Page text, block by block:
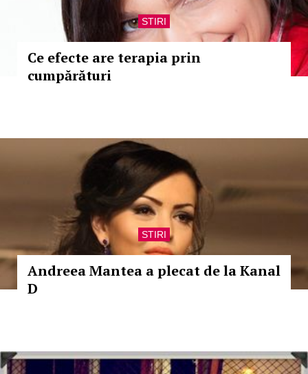
STIRI
Ce efecte are terapia prin
cumpărături
STIRI
Andreea Mantea a plecat de la Kanal
D